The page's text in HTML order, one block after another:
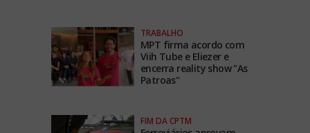
TRABALHO
MPT firma acordo com
Viih Tube e Eliezer e
encerra reality show "As
Patroas"
FIM DA CPTM